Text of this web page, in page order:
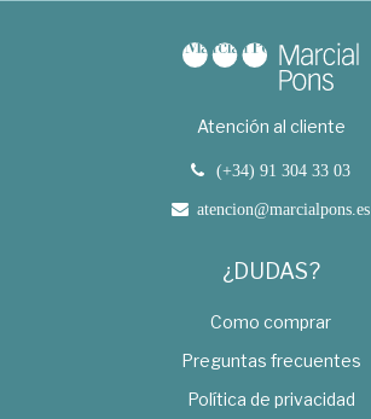
Atención al cliente
(+34) 91 304 33 03
atencion@marcialpons.es
¿DUDAS?
Como comprar
Preguntas frecuentes
Política de privacidad